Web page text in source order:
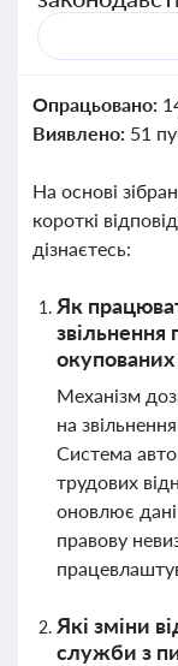
Опрацьовано:
Виявлено: 51
На основі
короткі
дізнаєтесь:
Як
звільнення
Механізм
на
Система
трудових
оновлює
правову
Які зміни
служби з